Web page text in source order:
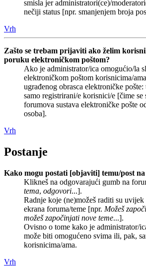
smisla jer administratori(ce)/
nečiji status [npr. smanjenjem broja
Vrh
Zašto se trebam prijaviti ako želim
poruku elektroničkom poštom?
Ako je administrator/ica omogućio/la
elektroničkom poštom korisnicima/
ugrađenog obrasca elektroničke
samo registrirani/e korisnici/e [čime se
forumova sustava elektroničke pošte
osoba].
Vrh
Postanje
Kako mogu postati [objaviti] temu/post
Klikneš na odgovarajući gumb na
tema, odgovori...].
Radnje koje (ne)možeš raditi su uvijek
ekrana foruma/teme [npr. Možeš
možeš započinjati nove teme...].
Ovisno o tome kako je administrator/
može biti omogućeno svima ili, pak,
korisnicima/ama.
Vrh